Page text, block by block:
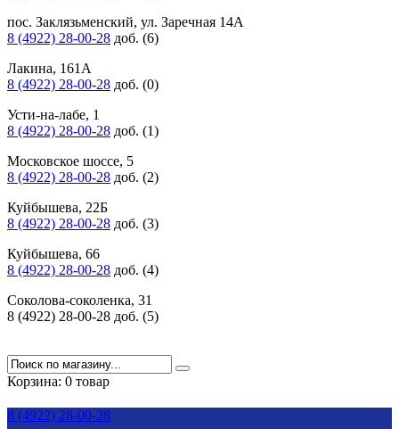
пос. Заклязьменский, ул. Заречная 14А
8 (4922) 28-00-28 доб. (6)
Лакина, 161А
8 (4922) 28-00-28 доб. (0)
Усти-на-лабе, 1
8 (4922) 28-00-28 доб. (1)
Московское шоссе, 5
8 (4922) 28-00-28 доб. (2)
Куйбышева, 22Б
8 (4922) 28-00-28 доб. (3)
Куйбышева, 66
8 (4922) 28-00-28 доб. (4)
Соколова-соколенка, 31
8 (4922) 28-00-28 доб. (5)
Корзина: 0 товар
8 (4922) 28-00-28